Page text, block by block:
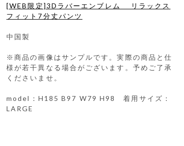
[WEB限定]3Dラバーエンブレム リラックス
フィット7分丈パンツ
中国製
※商品の画像はサンプルです。実際の商品と仕
様が若干異なる場合がございます。予めご了承
くださいませ。
model：H185 B97 W79 H98 着用サイズ：
LARGE